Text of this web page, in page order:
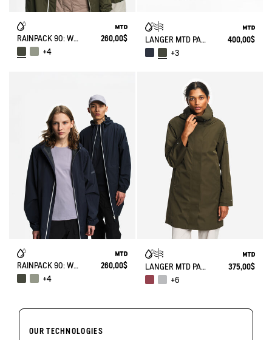
RAINPACK 90: WASSERDICHTE, WINDDICHTE UNISEX-MTD-JACKE, LANG UND FALTBAR
260,00$
+4
LANGER MTD PARKA MIT KAPUZE
400,00$
+3
RAINPACK 90: WASSERDICHTE, WINDDICHTE UNISEX-MTD-JACKE, LANG UND FALTBAR
260,00$
+4
LANGER MTD PARKA MIT KAPUZE
375,00$
+6
OUR TECHNOLOGIES